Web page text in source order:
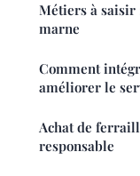
Métiers à
marne
Comment
améliorer le
Achat de
responsable